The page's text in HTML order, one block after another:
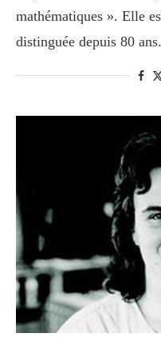
mathématiques ». Elle
distinguée depuis 80 ans.